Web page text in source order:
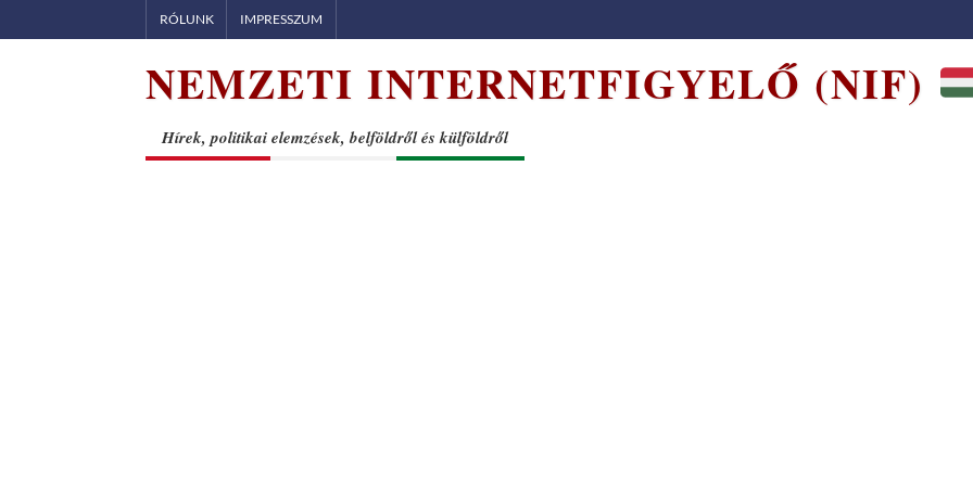
to
RÓLUNK IMPRESSZUM
NEMZETI INTERNETFIGYELŐ (NIF)
Hírek, politikai elemzések, belföldről és külföldről